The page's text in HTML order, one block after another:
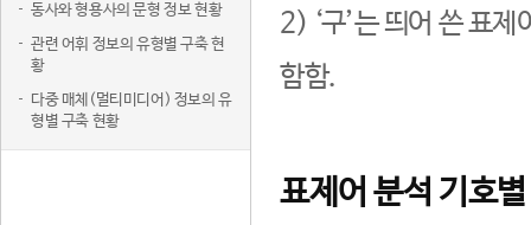
동사와 형용사의 문형 정보 현황
관련 어휘 정보의 유형별 구축 현
황
다중 매체(멀티미디어) 정보의 유
형별 구축 현황
2) ‘구’는 띄어 쓴 표
함함.
표제어 분석 기호